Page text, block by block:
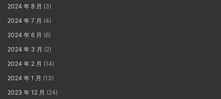
2024 年 8 月 (3)
2024 年 7 月 (4)
2024 年 6 月 (6)
2024 年 3 月 (2)
2024 年 2 月 (14)
2024 年 1 月 (13)
2023 年 12 月 (24)